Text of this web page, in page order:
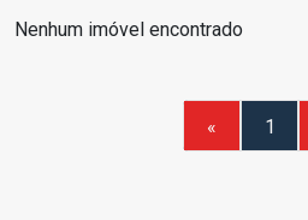
Nenhum imóvel encontrado
« 1